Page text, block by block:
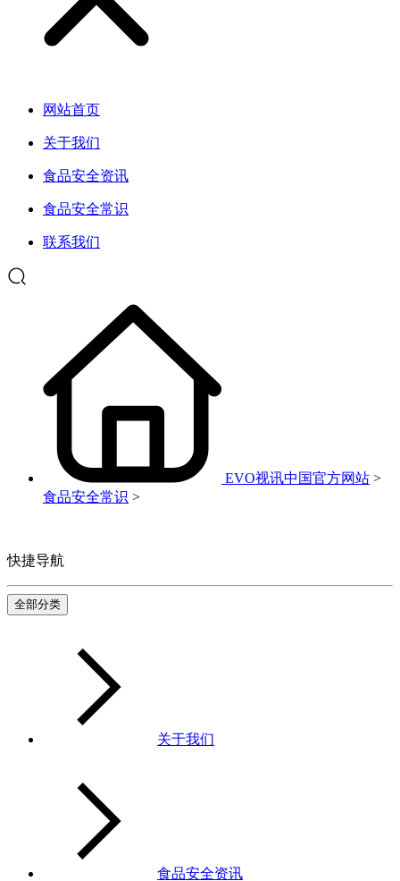
网站首页
关于我们
食品安全资讯
食品安全常识
联系我们
EVO视讯中国官方网站 >
食品安全常识 >
快捷导航
全部分类
关于我们
食品安全资讯